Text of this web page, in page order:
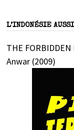
L’INDONÉSIE
THE
Anwar (2009)